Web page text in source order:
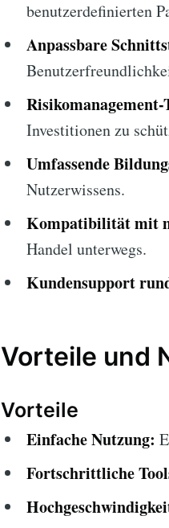
benutzerdefinierten
Anpassbare
Risikomanagement-
Investitionen zu
Umfassende
Nutzerwissens.
Kompatibilität mit
Handel unterwegs.
Kundensupport
Vorteile und
Vorteile
Einfache Nutzung:
Fortschrittliche